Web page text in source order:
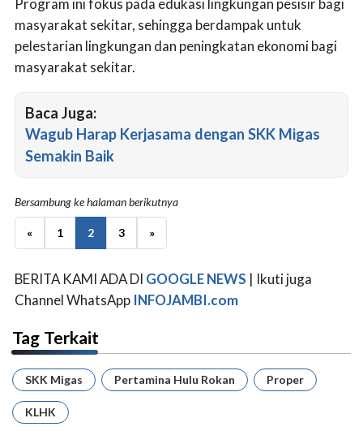
Program ini fokus pada edukasi lingkungan pesisir bagi
masyarakat sekitar, sehingga berdampak untuk
pelestarian lingkungan dan peningkatan ekonomi bagi
masyarakat sekitar.
Baca Juga:
Wagub Harap Kerjasama dengan SKK Migas
Semakin Baik
Bersambung ke halaman berikutnya
« 1 2 3 »
BERITA KAMI ADA DI GOOGLE NEWS | Ikuti juga
Channel WhatsApp INFOJAMBI.com
Tag Terkait
SKK Migas Pertamina Hulu Rokan Proper
KLHK